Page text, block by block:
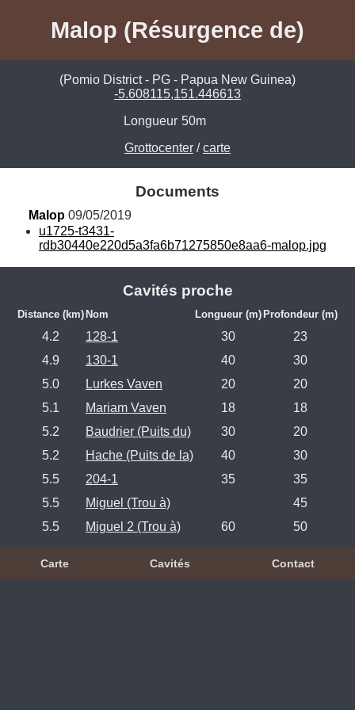
Malop (Résurgence de)
(Pomio District - PG - Papua New Guinea)
-5.608115,151.446613
Longueur 50m
Grottocenter /carte
Documents
Malop 09/05/2019
u1725-t3431-
rdb30440e220d5a3fa6b71275850e8aa6-malop.jpg
Cavités proche
Distance (km) Nom Longueur (m) Profondeur (m)
4.2 128-1 30
23
4.9
130-1 40
30
5.0
Lurkes Vaven 20
20
5.1
Mariam Vaven 18
18
5.2
Baudrier (Puits du) 30
20
5.2
Hache (Puits de la) 40
30
5.5
204-1 35
35
5.5
Miguel (Trou à)
45
5.5
Miguel 2 (Trou à) 60 50
Carte Cavités Contact